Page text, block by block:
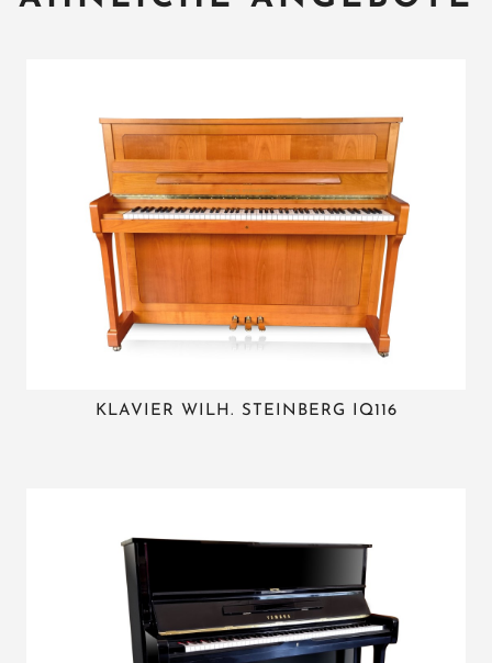
KLAVIER WILH. STEINBERG IQ116